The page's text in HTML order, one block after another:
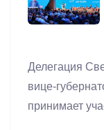
Делегация
вице-
принимает